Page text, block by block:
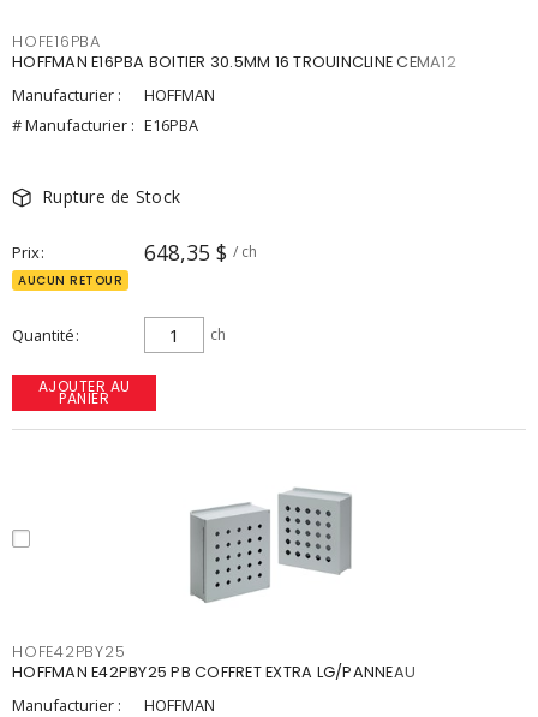
HOFE16PBA
HOFFMAN E16PBA BOITIER 30.5MM 16 TROUINCLINE CEMA12
Manufacturier :
HOFFMAN
# Manufacturier : E16PBA
Rupture de Stock
Prix 648,35 $ / ch
AUCUN RETOUR
Quantité ch
AJOUTER AU
PANIER
HOFE42PBY25
HOFFMAN E42PBY25 PB COFFRET EXTRA LG/PANNEAU
Manufacturier :
HOFFMAN